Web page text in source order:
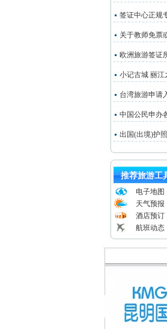
签证中心正规
关于教师免票
欧洲旅游签证
小记古城 丽江
台湾旅游申请
中国公民申办
出国(出境)护
推荐旅游工
电子地图
天气预报
酒店预订
航班动态